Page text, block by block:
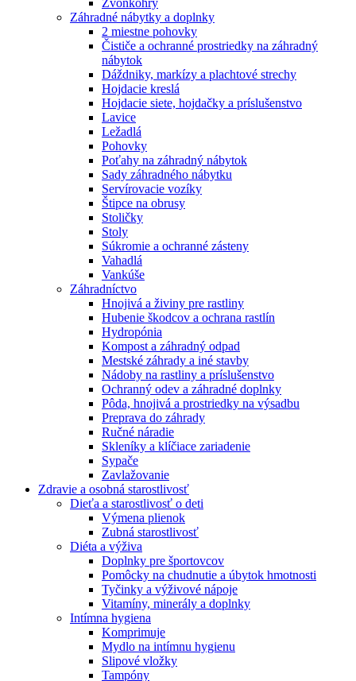
Záhradné nábytky a doplnky
2 miestne pohovky
Čističe a ochranné prostriedky na záhradný
nábytok
Dáždniky, markízy a plachtové strechy
Hojdacie kreslá
Hojdacie siete, hojdačky a príslušenstvo
Lavice
Ležadlá
Pohovky
Poťahy na záhradný nábytok
Sady záhradného nábytku
Servírovacie vozíky
Štipce na obrusy
Stoličky
Stoly
Súkromie a ochranné zásteny
Vahadlá
Vankúše
Záhradníctvo
Hnojivá a živiny pre rastliny
Hubenie škodcov a ochrana rastlín
Hydropónia
Kompost a záhradný odpad
Mestské záhrady a iné stavby
Nádoby na rastliny a príslušenstvo
Ochranný odev a záhradné doplnky
Pôda, hnojivá a prostriedky na výsadbu
Preprava do záhrady
Ručné náradie
Skleníky a klíčiace zariadenie
Sypače
Zavlažovanie
Zdravie a osobná starostlivosť
Dieťa a starostlivosť o deti
Výmena plienok
Zubná starostlivosť
Diéta a výživa
Doplnky pre športovcov
Pomôcky na chudnutie a úbytok hmotnosti
Tyčinky a výživové nápoje
Vitamíny, minerály a doplnky
Intímna hygiena
Komprimuje
Mydlo na intímnu hygienu
Slipové vložky
Tampóny